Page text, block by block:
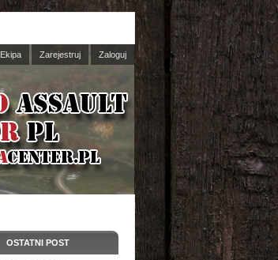
Ekipa Zarejestruj Zaloguj
OSTATNI POST